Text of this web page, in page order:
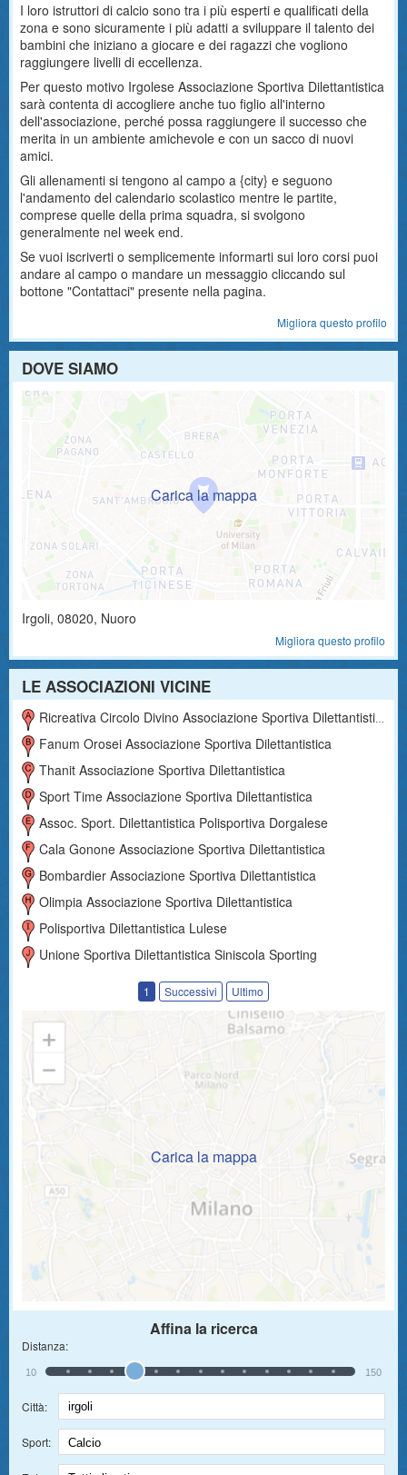
I loro istruttori di calcio sono tra i più esperti e qualificati della
zona e sono sicuramente i più adatti a sviluppare il talento dei
bambini che iniziano a giocare e dei ragazzi che vogliono
raggiungere livelli di eccellenza.
Per questo motivo Irgolese Associazione Sportiva Dilettantistica
sarà contenta di accogliere anche tuo figlio all'interno
dell'associazione, perché possa raggiungere il successo che
merita in un ambiente amichevole e con un sacco di nuovi
amici.
Gli allenamenti si tengono al campo a {city} e seguono
l'andamento del calendario scolastico mentre le partite,
comprese quelle della prima squadra, si svolgono
generalmente nel week end.
Se vuoi iscriverti o semplicemente informarti sui loro corsi puoi
andare al campo o mandare un messaggio cliccando sul
bottone "Contattaci" presente nella pagina.
Migliora questo profilo
DOVE SIAMO
Irgoli, 08020, Nuoro
Migliora questo profilo
LE ASSOCIAZIONI VICINE
Ricreativa Circolo Divino Associazione Sportiva Dilettantistica
Fanum Orosei Associazione Sportiva Dilettantistica
Thanit Associazione Sportiva Dilettantistica
Sport Time Associazione Sportiva Dilettantistica
Assoc. Sport. Dilettantistica Polisportiva Dorgalese
Cala Gonone Associazione Sportiva Dilettantistica
Bombardier Associazione Sportiva Dilettantistica
Olimpia Associazione Sportiva Dilettantistica
Polisportiva Dilettantistica Lulese
Unione Sportiva Dilettantistica Siniscola Sporting
1 Successivi Ultimo
Carica la mappa
Affina la ricerca
Distanza:
10 150
Città:
Sport: